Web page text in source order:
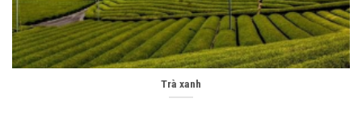
Trà xanh